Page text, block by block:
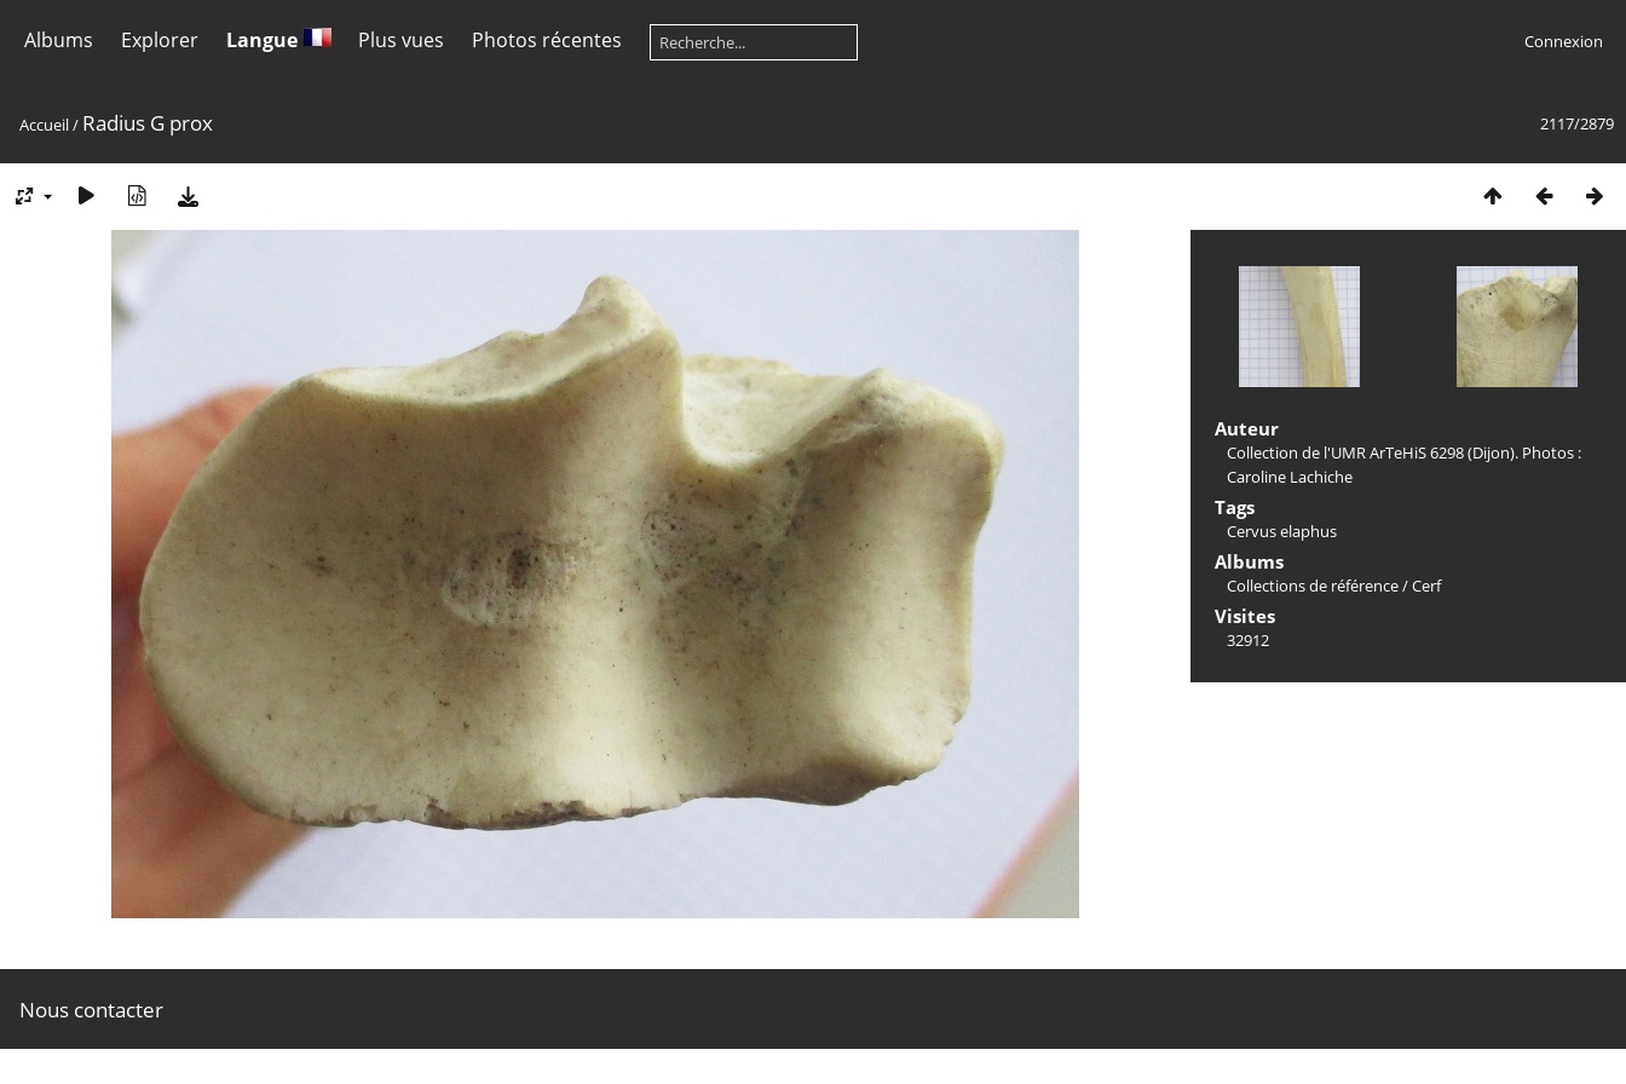
Albums Explorer Langue Plus vues Photos récentes Connexion
2117/2879
Accueil/ Radius G prox
Auteur
Collection de l'UMR ArTeHiS 6298 (Dijon). Photos :
Caroline Lachiche
Tags
Cervus elaphus
Albums
Collections de référence/Cerf
Visites
32912
Nous contacter